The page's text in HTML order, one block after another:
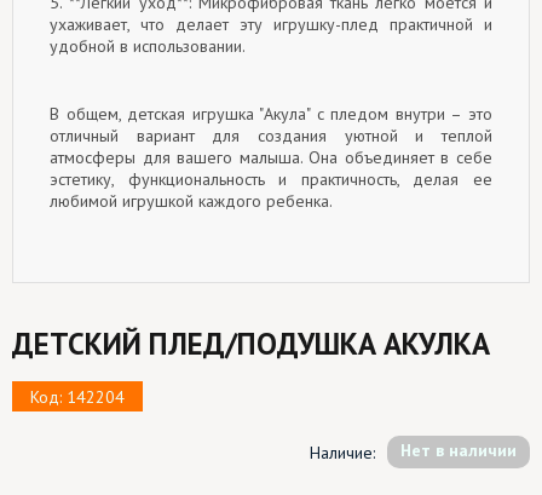
ухаживает, что делает эту игрушку-плед практичной и
удобной в использовании.
В общем, детская игрушка "Акула" с пледом внутри – это
отличный вариант для создания уютной и теплой
атмосферы для вашего малыша. Она объединяет в себе
эстетику, функциональность и практичность, делая ее
любимой игрушкой каждого ребенка.
ДЕТСКИЙ ПЛЕД/ПОДУШКА АКУЛКА
Код: 142204
Наличие: Hет в наличии